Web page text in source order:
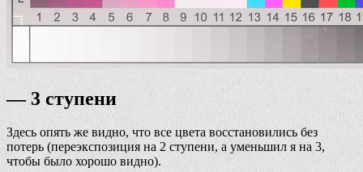
— 3 ступени
Здесь опять же видно, что все цвета восстановились без
потерь (переэкспозиция на 2 ступени, а уменьшил я на 3,
чтобы было хорошо видно).